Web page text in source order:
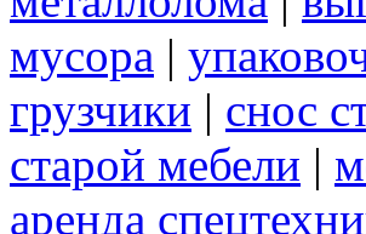
мусора |
грузчики | снос
старой мебели |
аренда